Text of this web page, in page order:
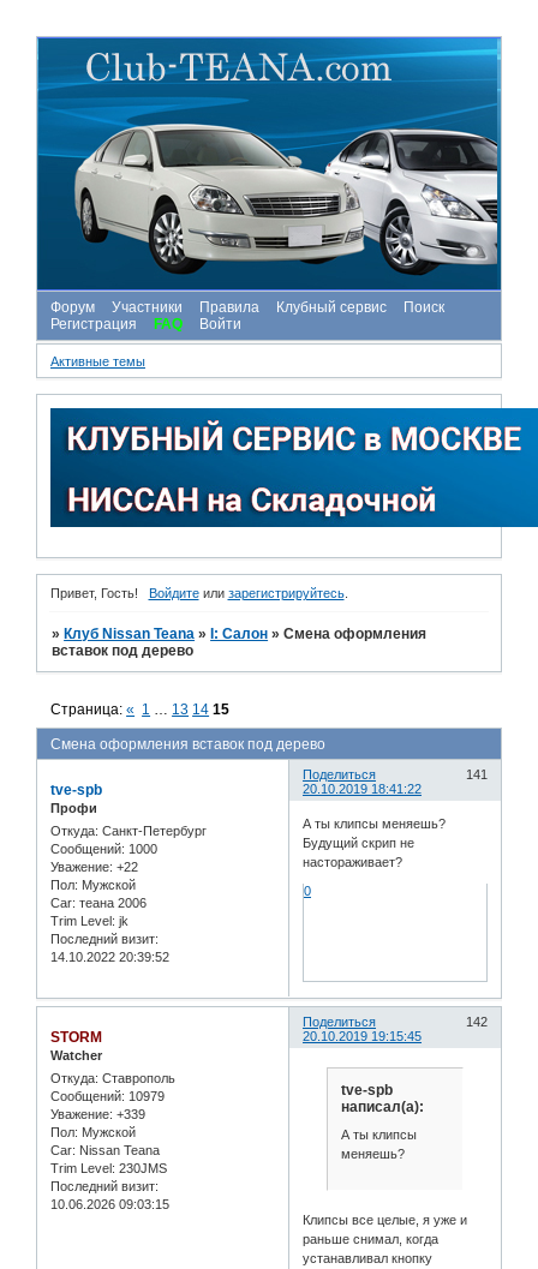
Форум Участники Правила Клубный сервис
Поиск
Регистрация
FAQ Войти
Активные темы
Привет, Гость! Войдитеили зарегистрируйтесь.
» Клуб Nissan Teana » I: Салон »Смена оформления
вставок под дерево
Смена оформления вставок под дерево
Страница:« 1 13 14 15
Поделиться
141
20.10.2019 18:41:22
tve-spb
Профи
Откуда: Санкт-Петербург
Сообщений: 1000
Уважение: +22
Пол: Мужской
Car: теана 2006
Trim Level: jk
Последний визит:
14.10.2022 20:39:52
А ты клипсы меняешь?
Будущий скрип не
настораживает?
0
Поделиться
142
20.10.2019 19:15:45
STORM
Watcher
Откуда: Ставрополь
Сообщений: 10979
Уважение: +339
Пол: Мужской
Car: Nissan Teana
Trim Level: 230JMS
Последний визит:
10.06.2026 09:03:15
tve-spb
написал(а):
А ты клипсы
меняешь?
Клипсы все целые, я уже и
раньше снимал, когда
устанавливал кнопку